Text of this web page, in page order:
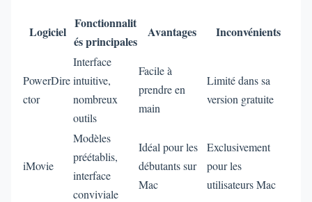
Logiciel
Fonctionnalit
és principales
Avantages Inconvénients
PowerDire
ctor
Interface
intuitive,
nombreux
outils
Facile à
prendre en
main
Limité dans sa
version gratuite
iMovie
Modèles
préétablis,
interface
conviviale
Idéal pour les
débutants sur
Mac
Exclusivement
pour les
utilisateurs Mac